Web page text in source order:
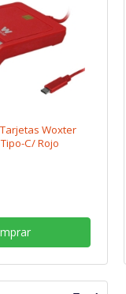
Woxter
C/ Rojo